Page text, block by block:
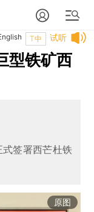
试听
T中
型铁矿西
签署西芒杜铁
原图